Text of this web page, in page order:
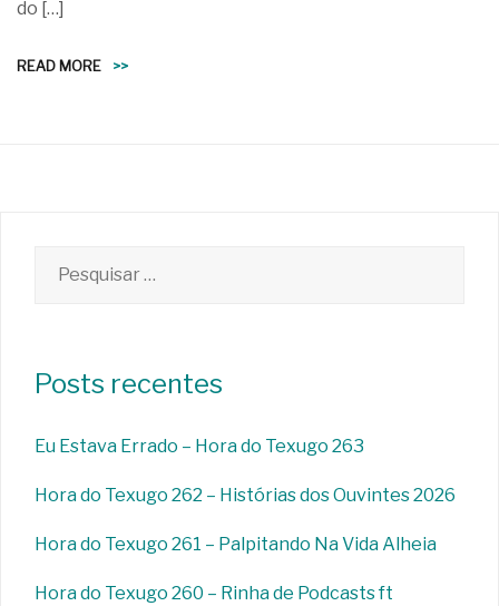
do […]
READ MORE >>
por:
Posts recentes
Eu Estava Errado – Hora do Texugo 263
Hora do Texugo 262 – Histórias dos Ouvintes 2026
Hora do Texugo 261 – Palpitando Na Vida Alheia
Hora do Texugo 260 – Rinha de Podcasts ft